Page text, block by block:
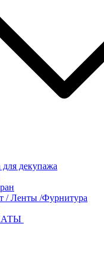
для декупажа
/ Ленты /Фурнитура